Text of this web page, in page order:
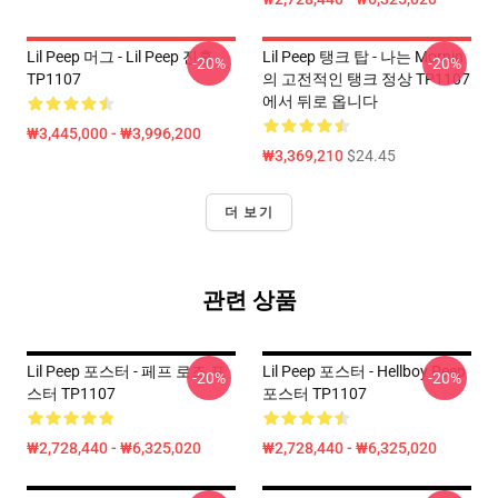
Lil Peep 머그 - Lil Peep 진흙
TP1107
₩3,445,000 - ₩3,996,200
-20%
Lil Peep 탱크 탑 - 나는 Mornin
의 고전적인 탱크 정상 TP1107
에서 뒤로 옵니다
₩3,369,210$24.45
-20%
더 보기
관련 상품
Lil Peep 포스터 - 페프 로즈 포
스터 TP1107
₩2,728,440 - ₩6,325,020
-20%
Lil Peep 포스터 - Hellboy Peep
포스터 TP1107
₩2,728,440 - ₩6,325,020
-20%